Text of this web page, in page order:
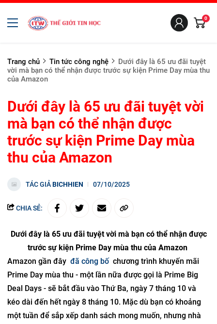
0
Trang chủ Tin tức công nghệ
Dưới đây là 65 ưu đãi tuyệt
vời mà bạn có thể nhận được trước sự kiện Prime Day mùa thu
của Amazon
Dưới đây là 65 ưu đãi tuyệt vời
mà bạn có thể nhận được
trước sự kiện Prime Day mùa
thu của Amazon
TÁC GIẢBICHHIEN 07/10/2025
CHIA SẺ:
Dưới đây là 65 ưu đãi tuyệt vời mà bạn có thể nhận được
trước sự kiện Prime Day mùa thu của Amazon
Amazon gần đây đã công bố chương trình khuyến mãi
Prime Day mùa thu - một lần nữa được gọi là Prime Big
Deal Days - sẽ bắt đầu vào Thứ Ba, ngày 7 tháng 10 và
kéo dài đến hết ngày 8 tháng 10. Mặc dù bạn có khoảng
một tuần để sắp xếp danh sách mong muốn, nhưng nhà